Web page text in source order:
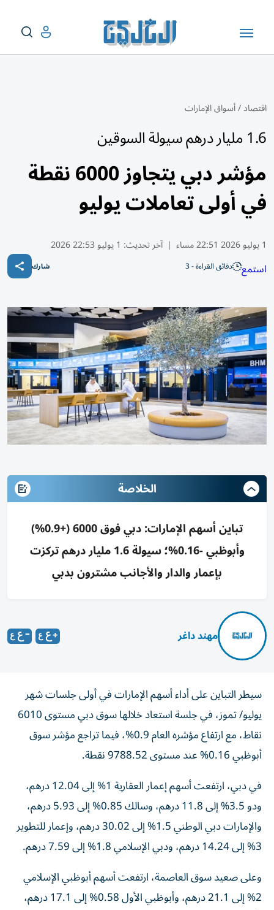
اقتصاد/أسواق الإمارات
1.6 مليار درهم سيولة السوقين
مؤشر دبي يتجاوز 6000 نقطة
في أولى تعاملات يوليو
1 يوليو 2026 22:51 مساء | آخر تحديث: 1 يوليو 22:53 2026
استمع دقائق القراءة - 3 شارك
الخلاصة
تباين أسهم الإمارات: دبي فوق 6000 (+0.9%)
وأبوظبي -0.16%؛ سيولة 1.6 مليار درهم تركزت
بإعمار والدار والأجانب مشترون بدبي
مهند داغر
سيطر التباين على أداء أسهم الإمارات في أولى جلسات شهر
يوليو/ تموز، في جلسة استعاد خلالها سوق دبي مستوى 6010
نقاط، مع ارتفاع مؤشره العام 0.9%، فيما تراجع مؤشر سوق
أبوظبي 0.16% عند مستوى 9788.52 نقطة.
في دبي، ارتفعت أسهم إعمار العقارية 1% إلى 12.04 درهم،
ودو 3.5% إلى 11.8 درهم، وسالك 0.85% إلى 5.93 درهم،
والإمارات دبي الوطني 1.5% إلى 30.02 درهم، وإعمار للتطوير
3% إلى 14.24 درهم، ودبي الإسلامي 1.8% إلى 7.59 درهم.
وعلى صعيد سوق العاصمة، ارتفعت أسهم أبوظبي الإسلامي
2% إلى 21.1 درهم، وأبوظبي الأول 0.58% إلى 17.1 درهم،